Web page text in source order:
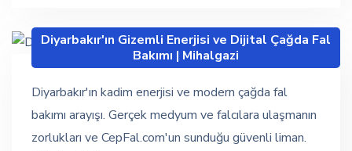
Diyarbakır'ın Gizemli Enerjisi ve Dijital Çağda Fal
Bakımı | Mihalgazi
Diyarbakır'ın kadim enerjisi ve modern çağda fal
bakımı arayışı. Gerçek medyum ve falcılara ulaşmanın
zorlukları ve CepFal.com'un sunduğu güvenli liman.